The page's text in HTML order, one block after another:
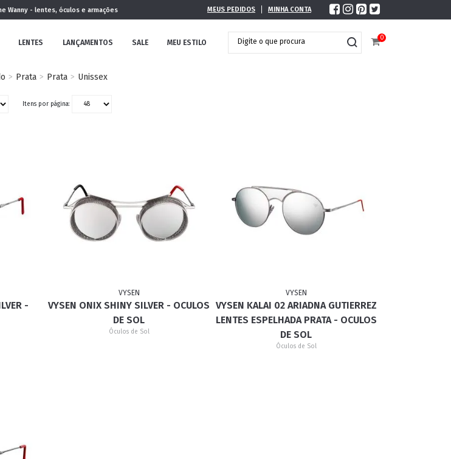
Wanny - lentes, óculos e armações MEUS PEDIDOS MINHA CONTA
LENTES LANÇAMENTOS SALE MEU ESTILO
0
COLEÇÃO
MÁSCARA BORBOLETA CAÇADOR GATINHO
Prata Prata Unissex
Itens por página:
-
VYSEN
VYSEN ONIX SHINY SILVER - OCULOS
DE SOL
Óculos de Sol
VYSEN
VYSEN KALAI 02 ARIADNA GUTIERREZ
LENTES ESPELHADA PRATA - OCULOS
DE SOL
Óculos de Sol